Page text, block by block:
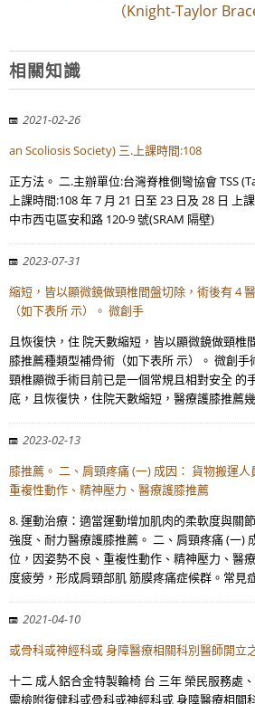
（Knight-Taylor
相關知識
2021-02-26
an Scoliosis Society) 三.上課時間:108
正方法。 二.主辦單位:台灣脊椎側彎協會 TSS
上課時間:108 年 7 月 21 日至 23 日及 28 日 上
中市西屯區安和路 120-9 號(SRAM 隔壁)
2023-07-31
縮短，皆以顯微鏡做頸椎間盤切除，術後有 4
（如下表所 示）。 微創手
且恢復快，住 院天數縮短，皆以顯微鏡做頸椎
膝推薦種類型補骨術（如下表所 示）。 微創手
頸椎顯微手術目前已是一個常規且相對安全 的
底，且恢復快，住院天數縮短，醫療護膝推薦
2023-02-13
膝推薦。 二、肩頸疼痛 (一) 成因： 貨物搬運
重複性動作、精神壓力、醫療護膝推薦
8. 運動治療：適當運動增加肌肉的柔軟度與關
強度、耐力醫療護膝推薦。 二、肩頸疼痛 (一)
位，因姿勢不良、重複性動作、精神壓力、醫
度疲勞，形成肩頸部肌 筋膜疼痛症候群。常見
2021-04-10
或骨科或神經科或 身障醫療相關科別醫師開立
十二 成人鋁合金特製輪椅 台 三年 榮民服務處
需檢附復健科或骨科或神經科或 身障醫療相關